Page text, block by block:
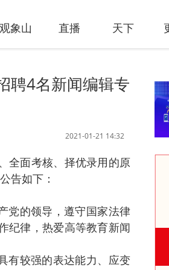
观象山 直播 天下
聘4名新闻编辑专
2021-01-21 14:32
全面考核、择优录用的原
告如下：
党的领导，遵守国家法律
纪律，热爱高等教育新闻
有较强的表达能力、应变